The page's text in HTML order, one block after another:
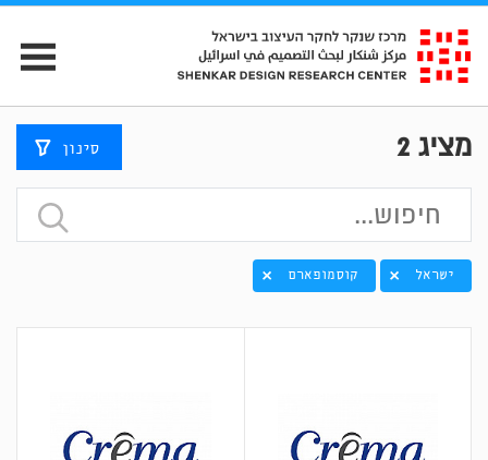
מציג 2 סינון
ישראל קוסמופארם